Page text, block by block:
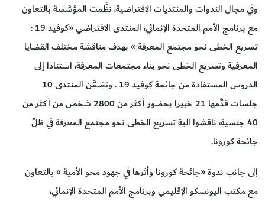
وفي مجال الندوات والمنتديات الافتراضية، نظَّمت المؤسَّسة بالتعاون
مع برنامج الأمم المتحدة الإنمائي، المنتدى الافتراضي «كوفيد 19 :
تسريع الخطى نحو مجتمع المعرفة » بهدف مناقشة مختلف القضايا
المعرفية وتسريع الخطى نحو بناء مجتمعات المعرفة، استناداً إلى
الدروس المستفادة من جائحة كوفيد 19 . وتضمَّن المنتدى 10
جلسات قدَّمها 21 خبيراً بحضور أكثر من 2800 شخص من أكثر من
40 جنسية، ناقشوا آلية تسريع الخطى نحو مجتمع المعرفة في ظلِّ
جائحة كورونا.
إلى جانب ندوة «جائحة كورونا وأثرها في جهود محو الأمية » بالتعاون
مع مكتب اليونسكو الإقليمي وبرنامج الأمم المتحدة الإنمائي،